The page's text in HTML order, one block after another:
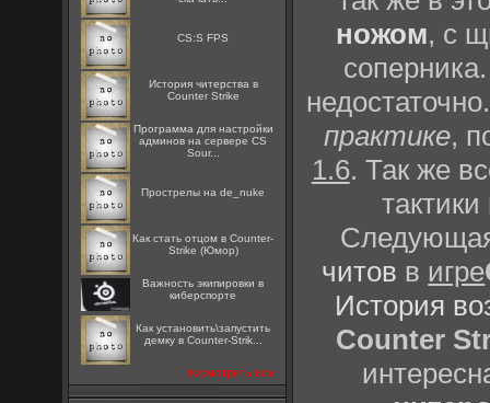
CS:S FPS
История читерства в
Counter Strike
Программа для настройки
админов на сервере CS
Sour...
Прострелы на de_nuke
Как стать отцом в Counter-
Strike (Юмор)
Важность экипировки в
киберспорте
Как установить\запустить
демку в Counter-Strik...
посмотреть все
ножом, с
практике,
1.6. Так же
Следующая
читов в игре
История
Counter